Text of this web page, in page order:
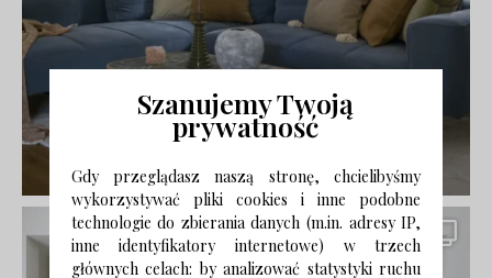
Szanujemy Twoją
prywatność
Gdy przeglądasz naszą stronę, chcielibyśmy
wykorzystywać pliki cookies i inne podobne
technologie do zbierania danych (m.in. adresy IP,
inne identyfikatory internetowe) w trzech
głównych celach: by analizować statystyki ruchu